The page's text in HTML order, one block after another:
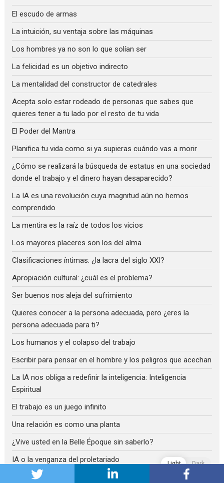
El escudo de armas
La intuición, su ventaja sobre las máquinas
Los hombres ya no son lo que solían ser
La felicidad es un objetivo indirecto
La mentalidad del constructor de catedrales
Acepta solo estar rodeado de personas que sabes que
quieres tener a tu lado por el resto de tu vida
El Poder del Mantra
Planifica tu vida como si ya supieras cuándo vas a morir
¿Cómo se realizará la búsqueda de estatus en una sociedad
donde el trabajo y el dinero hayan desaparecido?
La IA es una revolución cuya magnitud aún no hemos
comprendido
La mentira es la raíz de todos los vicios
Los mayores placeres son los del alma
Clasificaciones íntimas: ¿la lacra del siglo XXI?
Apropiación cultural: ¿cuál es el problema?
Ser buenos nos aleja del sufrimiento
Quieres conocer a la persona adecuada, pero ¿eres la
persona adecuada para ti?
Los humanos y el colapso del trabajo
Escribir para pensar en el hombre y los peligros que acechan
La IA nos obliga a redefinir la inteligencia: Inteligencia
Espiritual
El trabajo es un juego infinito
Una relación es como una planta
¿Vive usted en la Belle Époque sin saberlo?
IA o la venganza del proletariado
Donde hay pocos datos, el hombre sigue teniendo poder
Light Dark